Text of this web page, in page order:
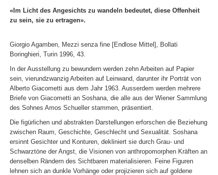
«Im Licht des Angesichts zu wandeln bedeutet, diese Offenheit
zu sein, sie zu ertragen».
Giorgio Agamben, Mezzi senza fine [Endlose Mittel], Bollati
Boringhieri, Turin 1996, 43.
In der Ausstellung zu bewundern werden zehn Arbeiten auf Papier
sein, vierundzwanzig Arbeiten auf Leinwand, darunter ihr Porträt von
Alberto Giacometti aus dem Jahr 1963. Ausserdem werden mehrere
Briefe von Giacometti an Soshana, die alle aus der Wiener Sammlung
des Sohnes Amos Schueller stammen, präsentiert.
Die figürlichen und abstrakten Darstellungen erforschen die Beziehung
zwischen Raum, Geschichte, Geschlecht und Sexualität. Soshana
ersinnt Gesichter und Konturen, dekliniert sie durch Grau- und
Schwarztöne der Angst, die Visionen von anthropomorphen Kräften an
denselben Rändern des Sichtbaren materialisieren. Feine Figuren
lehnen sich an dunkle Vorhänge oder projizieren sich auf goldene